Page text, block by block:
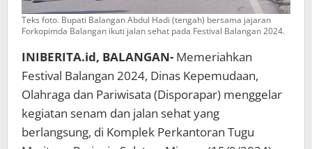
Teks foto. Bupati Balangan Abdul Hadi (tengah) bersama jajaran
Forkopimda Balangan ikuti jalan sehat pada Festival Balangan 2024.
INIBERITA.id, BALANGAN- Memeriahkan
Festival Balangan 2024, Dinas Kepemudaan,
Olahraga dan Pariwisata (Disporapar) menggelar
kegiatan senam dan jalan sehat yang
berlangsung, di Komplek Perkantoran Tugu